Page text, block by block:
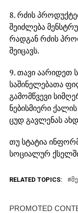
8. რძის
შეიძლება
რადგან რძის
შეიცავს.
9. თავი აარიდეთ
საშინელებათა
გამომწვევი
ნებისმიერი
ცუდ გავლენას
თუ სტატია
სოციალურ
RELATED TOPICS: